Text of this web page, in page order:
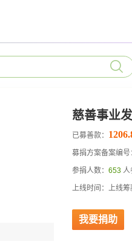
慈善事业
已募善款：
募捐方案备案编
参捐人数： 653 人
上线时间：上线
我要捐助